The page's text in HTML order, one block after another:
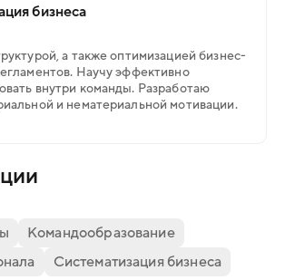
бизнеса
а также оптимизацией бизнес-
Научу эффективно
внутри команды. Разработаю
и нематериальной мотивации.
Командообразование
Систематизация бизнеса